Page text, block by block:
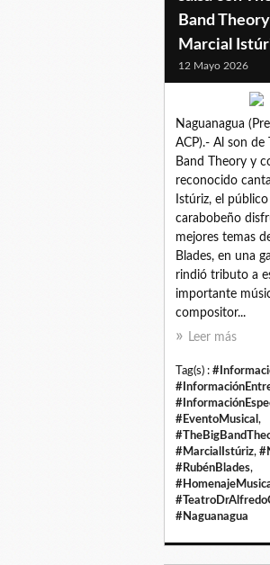
Band
Marcial
12 Mayo 2026
Naguanagua
ACP).- Al son de
Band Theory y
reconocido
Istúriz, el público
carabobeño
mejores temas
Blades, en una
rindió tributo a
importante
compositor...
Leer más
Tag(s) :
#EventoMusical ,
#MarcialIstúriz,
#RubénBlades,
#Naguanagua